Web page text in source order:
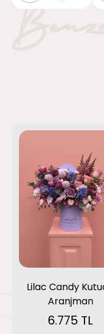
Lilac Candy
Aranjman
6.775 TL